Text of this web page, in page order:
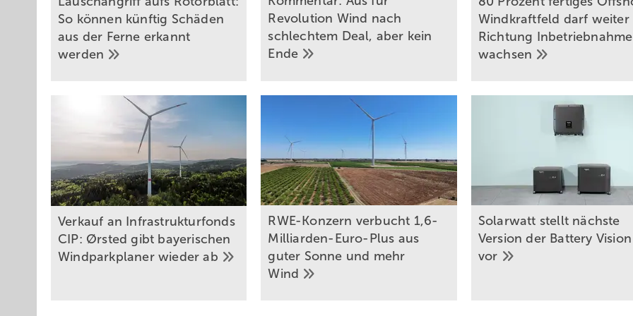
So können künftig Schäden
aus der Ferne erkannt
werden
Revolution Wind nach
schlechtem Deal, aber kein
Ende
Windkraftfeld darf weiter
Richtung Inbetriebnahme
wachsen
Verkauf an Infrastrukturfonds
CIP: Ørsted gibt bayerischen
Windparkplaner wiederab
RWE-Konzern verbucht 1,6-
Milliarden-Euro-Plus aus
guter Sonne und mehr
Wind
Solarwatt stellt nächste
Version der Battery Vision
vor